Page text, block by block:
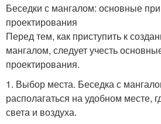
Беседки с мангалом: основные
проектирования
Перед тем, как приступить к
мангалом, следует учесть
проектирования.
1. Выбор места. Беседка с
располагаться на удобном месте,
света и воздуха.